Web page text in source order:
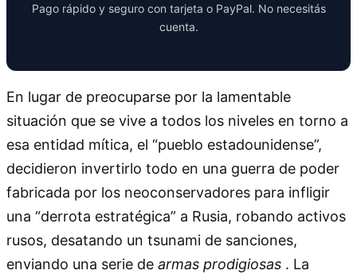
Pago rápido y seguro con tarjeta o PayPal. No necesitás
cuenta.
En lugar de preocuparse por la lamentable
situación que se vive a todos los niveles en torno a
esa entidad mítica, el “pueblo estadounidense”,
decidieron invertirlo todo en una guerra de poder
fabricada por los neoconservadores para infligir
una “derrota estratégica” a Rusia, robando activos
rusos, desatando un tsunami de sanciones,
enviando una serie de armas prodigiosas . La